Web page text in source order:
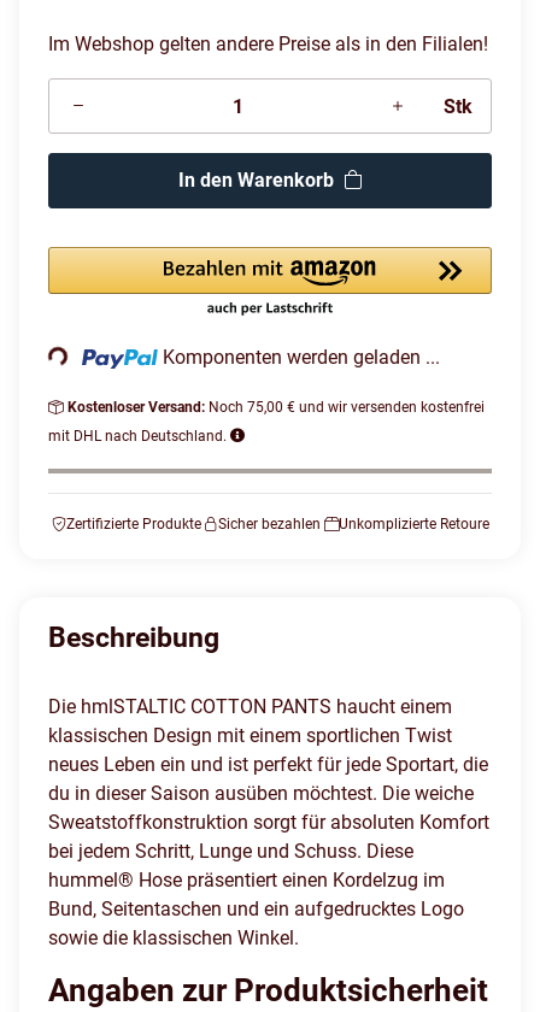
Im Webshop gelten andere Preise als in den Filialen!
Stk
In den Warenkorb
Loading... Komponenten werden geladen ...
Kostenloser Versand: Noch 75,00 € und wir versenden kostenfrei
mit DHL nach Deutschland.
Zertifizierte Produkte Sicher bezahlen Unkomplizierte Retoure
Beschreibung
Die hmlSTALTIC COTTON PANTS haucht einem
klassischen Design mit einem sportlichen Twist
neues Leben ein und ist perfekt für jede Sportart, die
du in dieser Saison ausüben möchtest. Die weiche
Sweatstoffkonstruktion sorgt für absoluten Komfort
bei jedem Schritt, Lunge und Schuss. Diese
hummel® Hose präsentiert einen Kordelzug im
Bund, Seitentaschen und ein aufgedrucktes Logo
sowie die klassischen Winkel.
Angaben zur Produktsicherheit